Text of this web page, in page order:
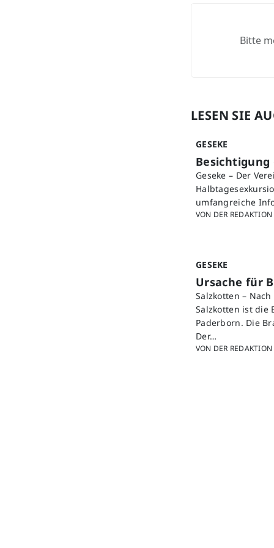
Bitte
LESEN SIE
GESEKE
Geseke – Der
umfangreiche
VON DER
GESEKE
Ursache für
Salzkotten –
Salzkotten ist die
Paderborn. Die
Der…
VON DER